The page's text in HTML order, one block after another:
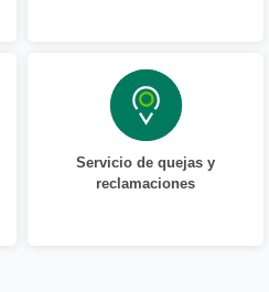
Servicio de quejas y
reclamaciones